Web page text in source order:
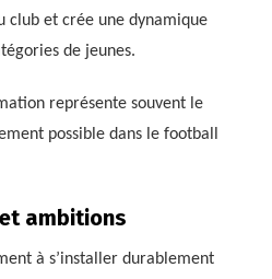
club et crée une dynamique
de jeunes.
représente souvent le
possible dans le football
ambitions
à s’installer durablement